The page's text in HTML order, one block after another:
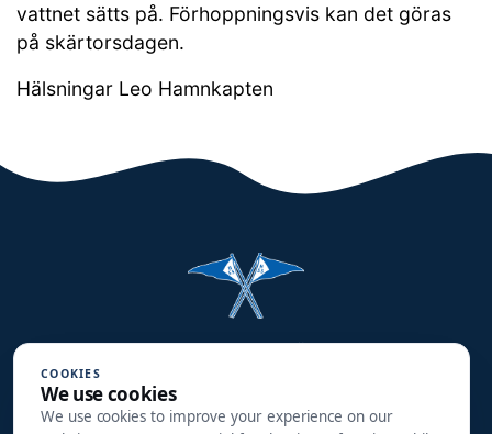
vattnet sätts på. Förhoppningsvis kan det göras
på skärtorsdagen.
Hälsningar Leo Hamnkapten
Halmstads Segelsällskap
302 90 HALMSTAD
COOKIES
We use cookies
We use cookies to improve your experience on our